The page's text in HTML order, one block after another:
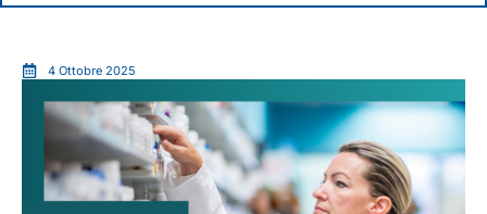
4 Ottobre 2025